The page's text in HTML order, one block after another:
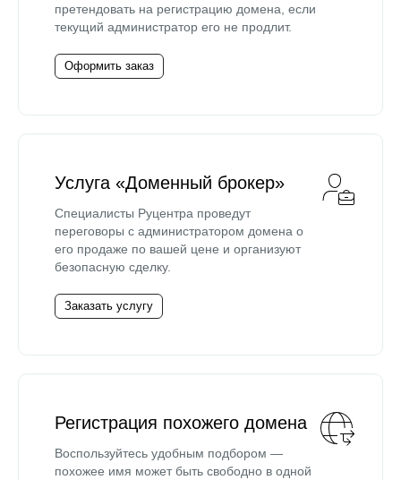
претендовать на регистрацию домена, если
текущий администратор его не продлит.
Оформить заказ
Услуга «Доменный брокер»
Специалисты Руцентра проведут
переговоры с администратором домена о
его продаже по вашей цене и организуют
безопасную сделку.
Заказать услугу
Регистрация похожего домена
Воспользуйтесь удобным подбором —
похожее имя может быть свободно в одной